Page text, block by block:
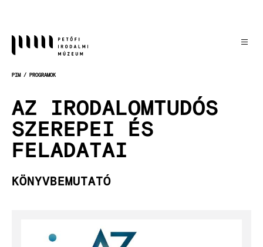
PIM PROGRAMOK
AZ IRODALOMTUDÓS
SZEREPEI ÉS
FELADATAI
KÖNYVBEMUTATÓ